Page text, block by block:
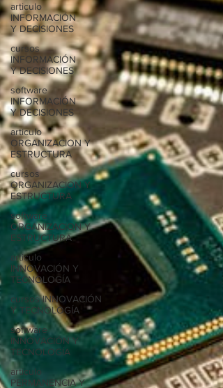
articulo
INFORMACIÓN
Y DECISIONES
cursos
INFORMACIÓN
Y DECISIONES
software
INFORMACIÓN
Y DECISIONES
articulo
ORGANIZACION Y
ESTRUCTURA
cursos
ORGANIZACION Y
ESTRUCTURA
software
ORGANIZACION Y
ESTRUCTURA
articulo
INNOVACIÓN Y
TECNOLOGÍA
cursos INNOVACIÓN
Y TECNOLOGÍA
software
INNOVACIÓN Y
TECNOLOGÍA
articulo
PERMANENCIA Y